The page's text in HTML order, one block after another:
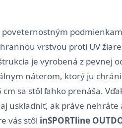
vrstvou proti UV
je vyrobená z pevnej
náterom, ktorý ju
sa stôl ľahko prenáša.
uskladniť, ak práve
vás stôl inSPORTline